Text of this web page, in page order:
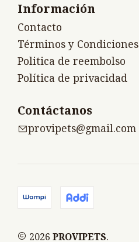
Información
Contacto
Términos y Condiciones
Politica de reembolso
Política de privacidad
Contáctanos
provipets@gmail.com
2026 PROVIPETS.